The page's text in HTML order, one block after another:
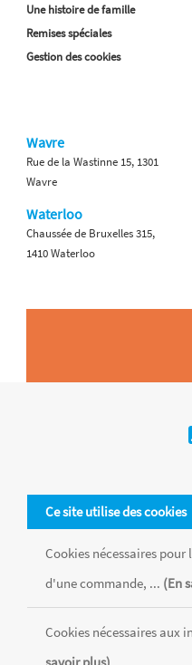
Ce site utilise des cookies
Cookies nécessaires
d'une commande, ... (En
Cookies nécessaires aux
Une histoire de famille
Remises spéciales
Gestion des cookies
Wavre
Rue de la Wastinne 15, 1301
Wavre
Waterloo
Chaussée de Bruxelles 315,
1410 Waterloo
Tous les produits sont vendus
chaque magasin, toutes taxes